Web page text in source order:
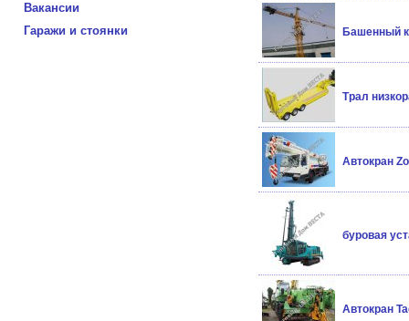
Вакансии
Гаражи и стоянки
Башенный
Трал
Автокран
буровая
Автокран